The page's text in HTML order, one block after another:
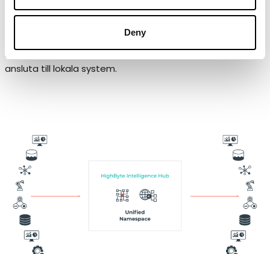
Deny
gränssnitt, vilket eliminerar behovet av kundanpassad
Intelligence Hub är designad för OT-användare, vilket
innebär att den är enkel att distribuera i företaget och
ansluta till lokala system.